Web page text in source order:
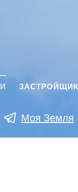
Моя Земля